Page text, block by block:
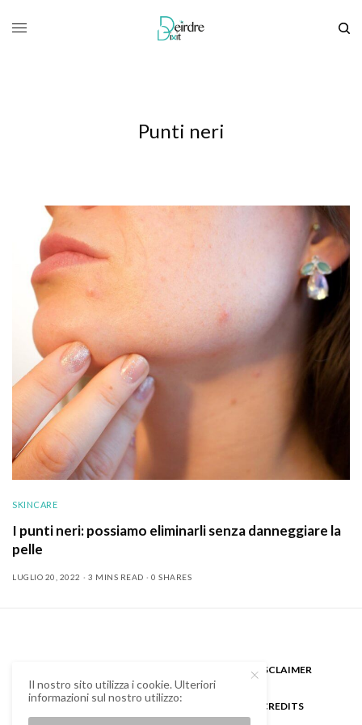
Punti neri
SKINCARE
I punti neri: possiamo eliminarli senza danneggiare la
pelle
LUGLIO 20, 2022 3 MINS READ 0 SHARES
DISCLAIMER
CREDITS
Il nostro sito utilizza i cookie. Ulteriori
informazioni sul nostro utilizzo: